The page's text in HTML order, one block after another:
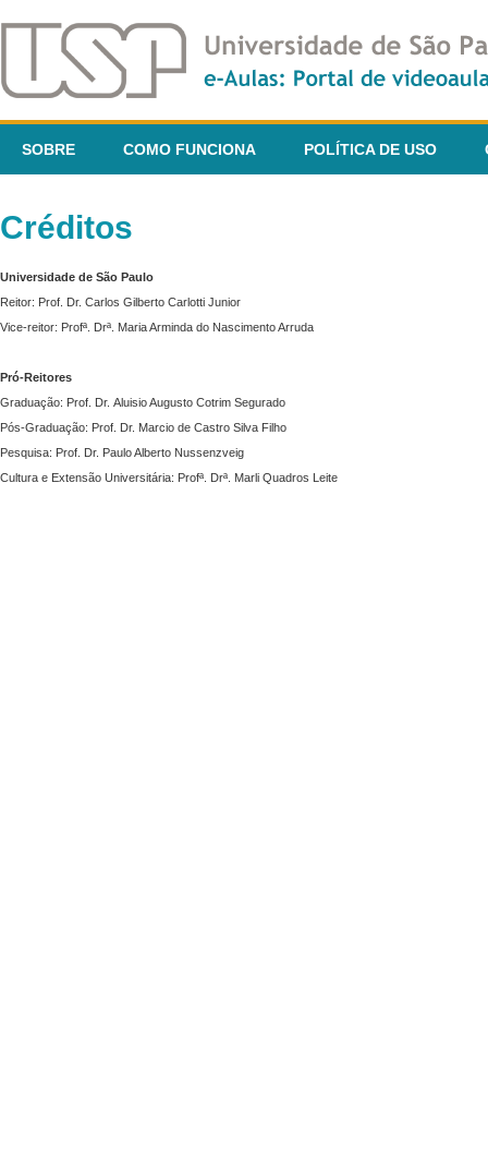
SOBRE COMO FUNCIONA POLÍTICA DE USO
Créditos
Universidade de São Paulo
Reitor: Prof. Dr. Carlos Gilberto Carlotti Junior
Vice-reitor: Profª. Drª. Maria Arminda do Nascimento Arruda
Pró-Reitores
Graduação: Prof. Dr. Aluisio Augusto Cotrim Segurado
Pós-Graduação: Prof. Dr. Marcio de Castro Silva Filho
Pesquisa: Prof. Dr. Paulo Alberto Nussenzveig
Cultura e Extensão Universitária: Profª. Drª. Marli Quadros Leite